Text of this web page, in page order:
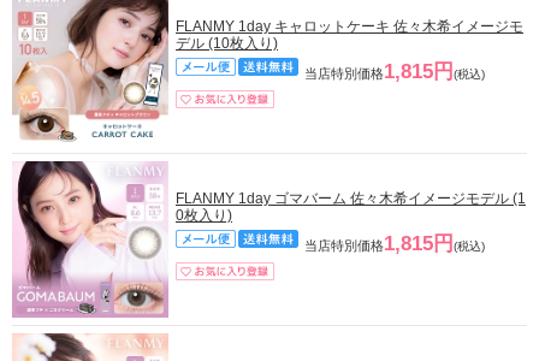
FLANMY 1day キャロットケーキ 佐々木希イメージモ
デル (10枚入り)
当店特別価格1,815円 (税込)
FLANMY 1day ゴマバーム 佐々木希イメージモデル (1
0枚入り)
当店特別価格1,815円 (税込)